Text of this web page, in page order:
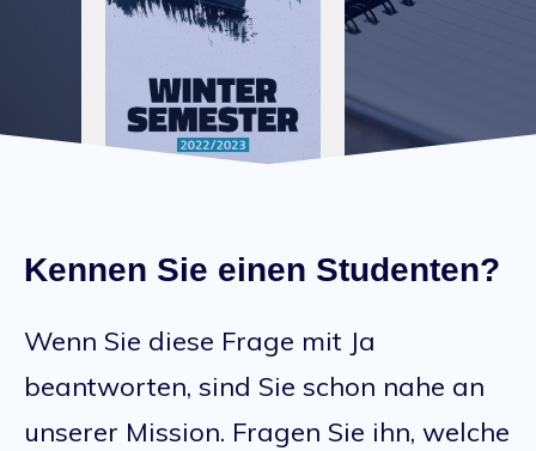
Kennen Sie einen Studenten?
Wenn Sie diese Frage mit Ja
beantworten, sind Sie schon nahe an
unserer Mission. Fragen Sie ihn, welche